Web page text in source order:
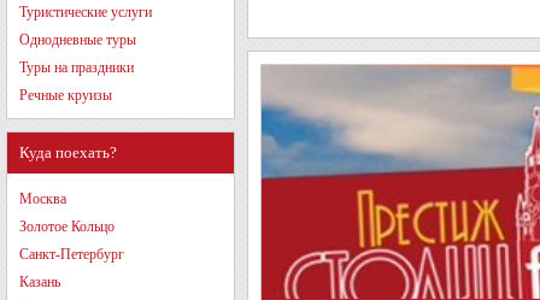
Туристические услуги
Однодневные туры
Туры на праздники
Речные круизы
Куда поехать?
Москва
Золотое Кольцо
Санкт-Петербург
Казань